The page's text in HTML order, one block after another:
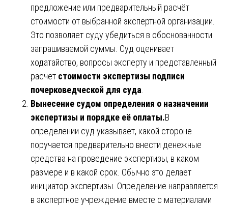
предложение или предварительный расчёт
стоимости от выбранной экспертной организации.
Это позволяет суду убедиться в обоснованности
запрашиваемой суммы. Суд оценивает
ходатайство, вопросы эксперту и представленный
расчёт стоимости экспертизы подписи
почерковедческой для суда.
Вынесение судом определения о назначении
экспертизы и порядке её оплаты.В
определении суд указывает, какой стороне
поручается предварительно внести денежные
средства на проведение экспертизы, в каком
размере и в какой срок. Обычно это делает
инициатор экспертизы. Определение направляется
в экспертное учреждение вместе с материалами